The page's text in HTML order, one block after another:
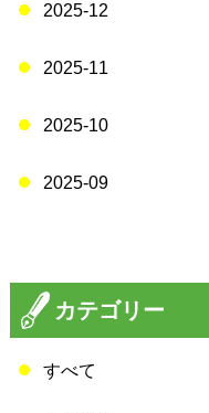
2025-12
2025-11
2025-10
2025-09
カテゴリー
すべて